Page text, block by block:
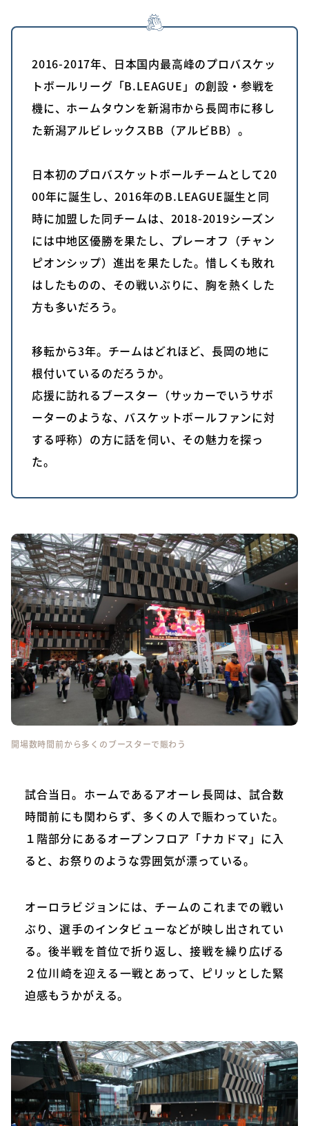
2016-2017年、日本国内最高峰のプロバスケッ
トボールリーグ「B.LEAGUE」の創設・参戦を
機に、ホームタウンを新潟市から長岡市に移し
た新潟アルビレックスBB（アルビBB）。
日本初のプロバスケットボールチームとして20
00年に誕生し、2016年のB.LEAGUE誕生と同
時に加盟した同チームは、2018-2019シーズン
には中地区優勝を果たし、プレーオフ（チャン
ピオンシップ）進出を果たした。惜しくも敗れ
はしたものの、その戦いぶりに、胸を熱くした
方も多いだろう。
移転から3年。チームはどれほど、長岡の地に
根付いているのだろうか。
応援に訪れるブースター（サッカーでいうサポ
ーターのような、バスケットボールファンに対
する呼称）の方に話を伺い、その魅力を探っ
た。
開場数時間前から多くのブースターで賑わう
試合当日。ホームであるアオーレ長岡は、試合数
時間前にも関わらず、多くの人で賑わっていた。
１階部分にあるオープンフロア「ナカドマ」に入
ると、お祭りのような雰囲気が漂っている。
オーロラビジョンには、チームのこれまでの戦い
ぶり、選手のインタビューなどが映し出されてい
る。後半戦を首位で折り返し、接戦を繰り広げる
２位川崎を迎える一戦とあって、ピリッとした緊
迫感もうかがえる。